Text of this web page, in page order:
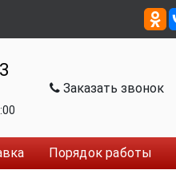
Заказать звонок
Порядок работы